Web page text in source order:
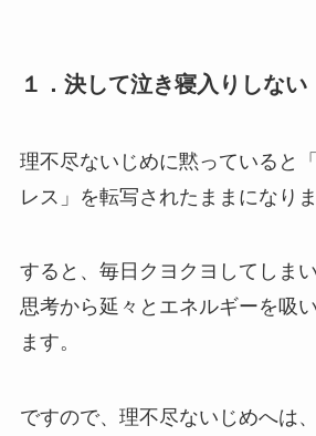
１．決して泣き寝入りしない
理不尽ないじめに黙っていると
レス」を転写されたままになりま
すると、毎日クヨクヨしてしま
思考から延々と エネルギーを吸
ます。
ですので、理不尽ないじめへは